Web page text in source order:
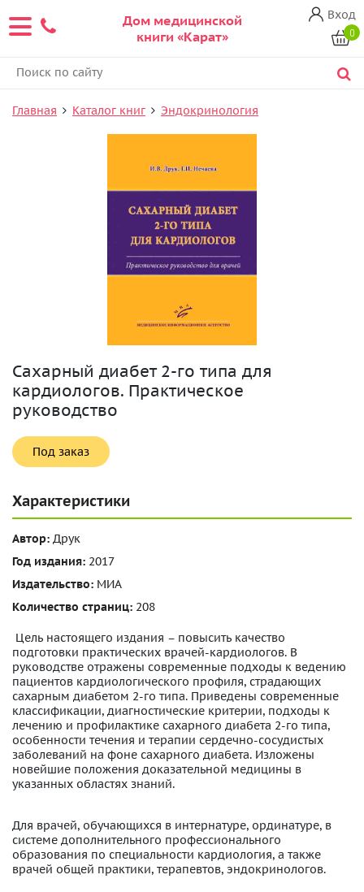
Дом медицинской
книги «Карат»
Вход
0
Главная Каталог книг Эндокринология
Сахарный диабет 2-го типа для
кардиологов. Практическое
руководство
Под заказ
Характеристики
Автор: Друк
Год издания: 2017
Издательство: МИА
Количество страниц: 208
Цель настоящего издания – повысить качество
подготовки практических врачей-кардиологов. В
руководстве отражены современные подходы к ведению
пациентов кардиологического профиля, страдающих
сахарным диабетом 2-го типа. Приведены современные
классификации, диагностические критерии, подходы к
лечению и профилактике сахарного диабета 2-го типа,
особенности течения и терапии сердечно-сосудистых
заболеваний на фоне сахарного диабета. Изложены
новейшие положения доказательной медицины в
указанных областях знаний.
Для врачей, обучающихся в интернатуре, ординатуре, в
системе дополнительного профессионального
образования по специальности кардиология, а также
врачей общей практики, терапевтов, эндокринологов.